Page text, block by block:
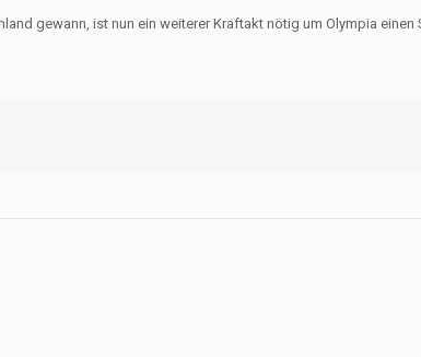
gewann, ist nun ein weiterer Kraftakt nötig um Olympia einen